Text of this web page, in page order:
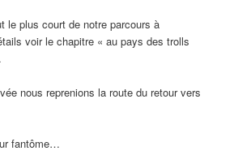
le plus court de notre parcours à
voir le chapitre « au pays des trolls
nous reprenions la route du retour vers
fantôme…